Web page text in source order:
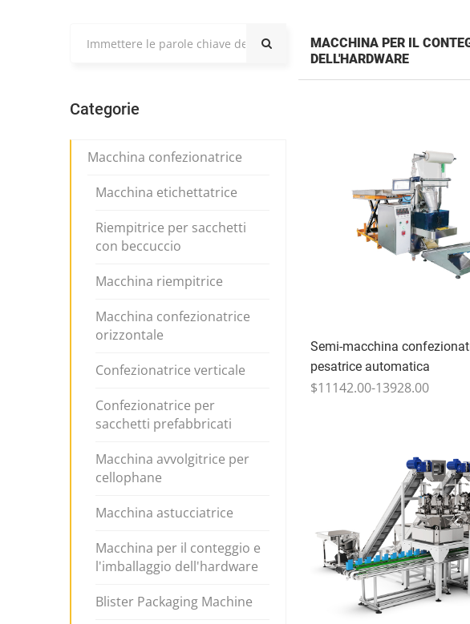
MACCHINA PER IL
DELL'HARDWARE
Semi-macchina
pesatrice automatica
$11142.00-13928.00
Categorie
Macchina confezionatrice
Macchina etichettatrice
Riempitrice per sacchetti
con beccuccio
Macchina riempitrice
Macchina confezionatrice
orizzontale
Confezionatrice verticale
Confezionatrice per
sacchetti prefabbricati
Macchina avvolgitrice per
cellophane
Macchina astucciatrice
Macchina per il conteggio e
l'imballaggio dell'hardware
Blister Packaging Machine